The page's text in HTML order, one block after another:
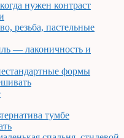
нужен контраст
резьба, пастельные
— лаконичность и
формы
тумбе